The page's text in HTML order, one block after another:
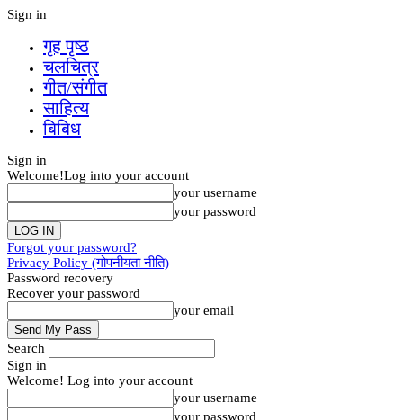
Sign in
गृह पृष्‍ठ
चलचित्र
गीत/संगीत
साहित्य
बिबिध
Sign in
Welcome!Log into your account
your username
your password
Forgot your password?
Privacy Policy (गोपनीयता नीति)
Password recovery
Recover your password
your email
Search
Sign in
Welcome! Log into your account
your username
your password